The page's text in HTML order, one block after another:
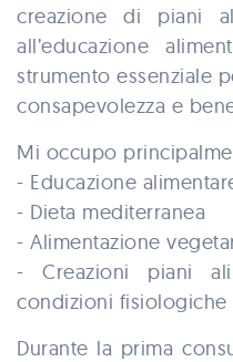
creazione di piani
all’educazione
strumento essenziale
consapevolezza e
Mi occupo
- Educazione
- Dieta mediterranea
- Alimentazione
- Creazioni piani
condizioni
Durante la prima